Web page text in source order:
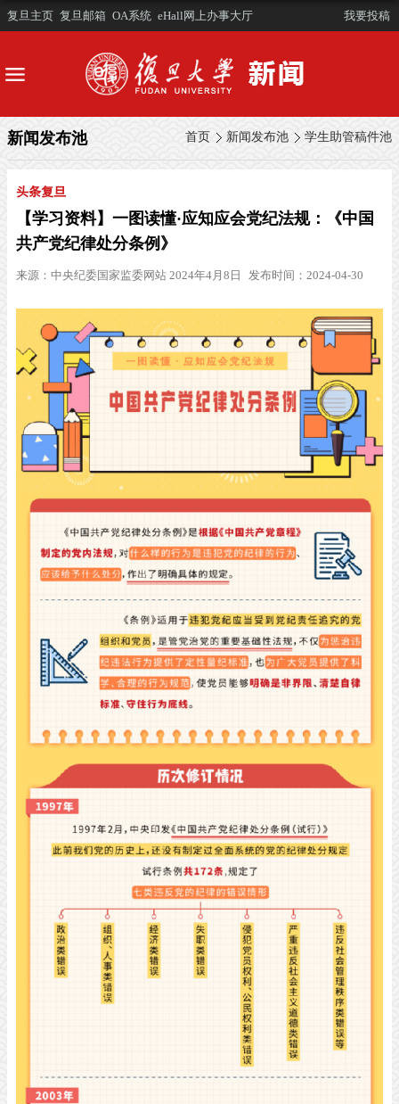
复旦主页 复旦邮箱 OA系统 eHall网上办事大厅 我要投稿
首页 新闻发布池 学生助管稿件池
新闻发布池
头条复旦
【学习资料】一图读懂·应知应会党纪法规：《中国
共产党纪律处分条例》
来源： 中央纪委国家监委网站 2024年4月8日 发布时间：2024-04-30